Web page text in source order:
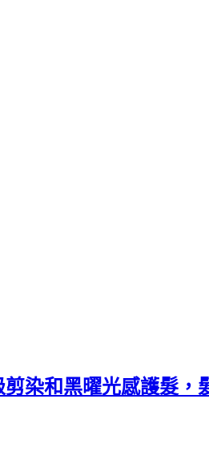
染和黑曜光感護髮